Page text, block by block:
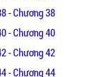
- Chương 38
- Chương 40
- Chương 42
- Chương 44